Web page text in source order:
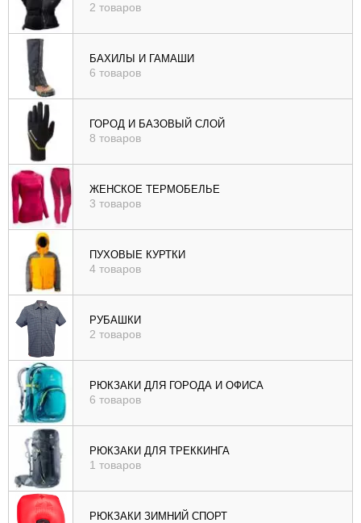
возр
|
убыв
2 товаров
БАХИЛЫ И ГАМАШИ
6 товаров
ГОРОД И БАЗОВЫЙ СЛОЙ
8 товаров
ЖЕНСКОЕ ТЕРМОБЕЛЬЕ
3 товаров
ПУХОВЫЕ КУРТКИ
4 товаров
РУБАШКИ
2 товаров
РЮКЗАКИ ДЛЯ ГОРОДА И ОФИСА
6 товаров
РЮКЗАКИ ДЛЯ ТРЕККИНГА
1 товаров
РЮКЗАКИ ЗИМНИЙ СПОРТ